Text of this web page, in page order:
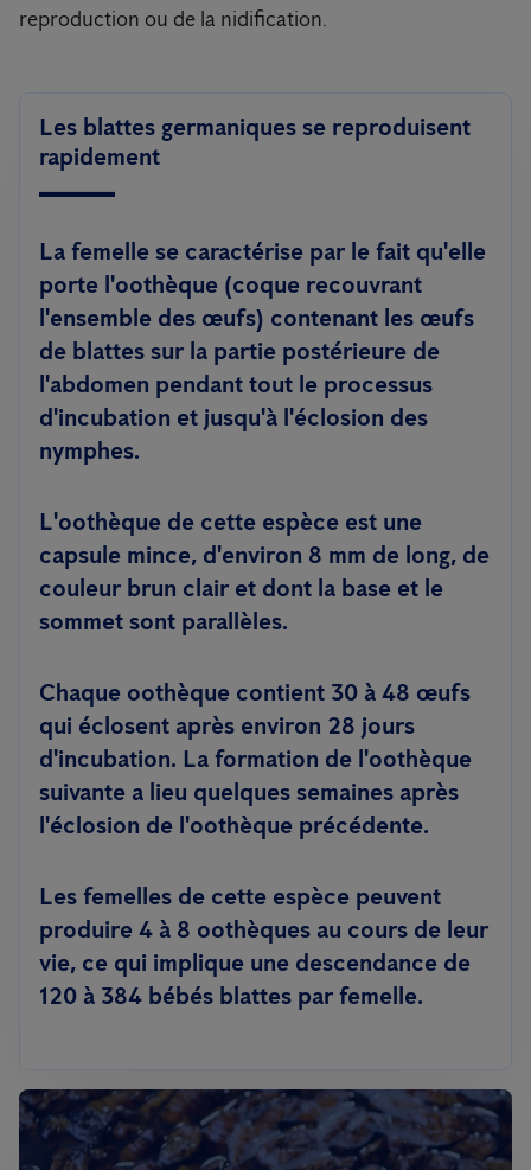
reproduction ou de la nidification.
Les blattes germaniques se reproduisent
rapidement
La femelle se caractérise par le fait qu'elle
porte l'oothèque (coque recouvrant
l'ensemble des œufs) contenant les œufs
de blattes sur la partie postérieure de
l'abdomen pendant tout le processus
d'incubation et jusqu'à l'éclosion des
nymphes.
L'oothèque de cette espèce est une
capsule mince, d'environ 8 mm de long, de
couleur brun clair et dont la base et le
sommet sont parallèles.
Chaque oothèque contient 30 à 48 œufs
qui éclosent après environ 28 jours
d'incubation. La formation de l'oothèque
suivante a lieu quelques semaines après
l'éclosion de l'oothèque précédente.
Les femelles de cette espèce peuvent
produire 4 à 8 oothèques au cours de leur
vie, ce qui implique une descendance de
120 à 384 bébés blattes par femelle.